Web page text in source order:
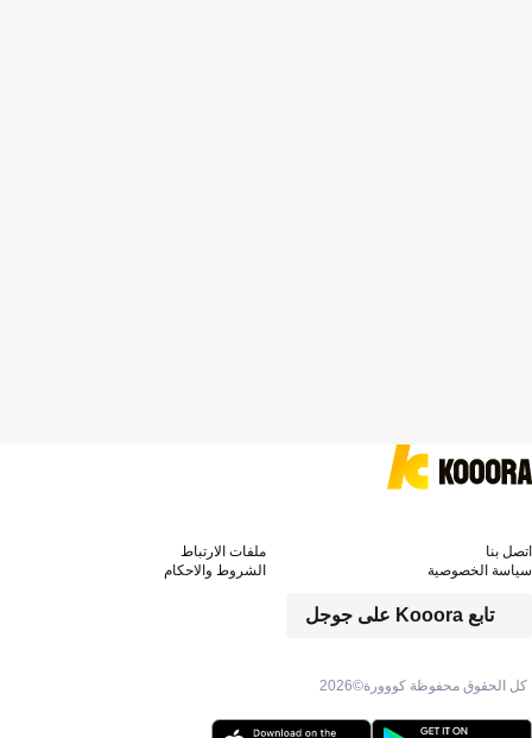
كل الحقوق محفوظة كووورة©2026
تابع Kooora على جوجل
اتصل بنا
ملفات الارتباط
سياسة الخصوصية
الشروط والاحكام